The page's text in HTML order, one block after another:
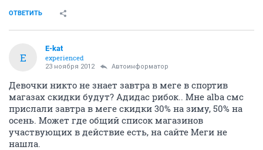
ОТВЕТИТЬ
E
E-kat
experienced
23 ноября 2012 Автоинформатор
Девочки никто не знает завтра в меге в спортив
магазах скидки будут? Адидас рибок.. Мне аlba смс
прислали завтра в меге скидки 30% на зиму, 50% на
осень. Может где общий список магазинов
участвующих в действие есть, на сайте Меги не
нашла.